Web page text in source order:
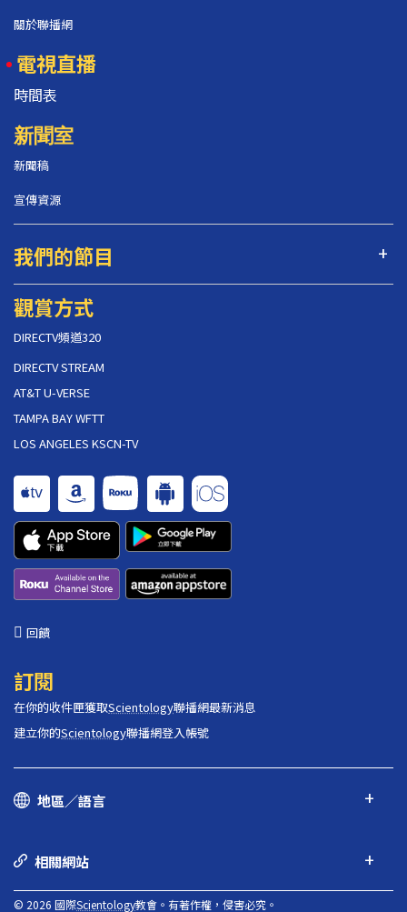
關於聯播網
電視直播
時間表
新聞室
新聞稿
宣傳資源
我們的節目
觀賞方式
DIRECTV頻道320
DIRECTV STREAM
AT&T U-VERSE
TAMPA BAY WFTT
LOS ANGELES KSCN-TV
回饋
訂閱
在你的收件匣獲取Scientology聯播網最新消息
建立你的Scientology聯播網登入帳號
地區／語言
相關網站
© 2026 國際Scientology教會。有著作權，侵害必究。